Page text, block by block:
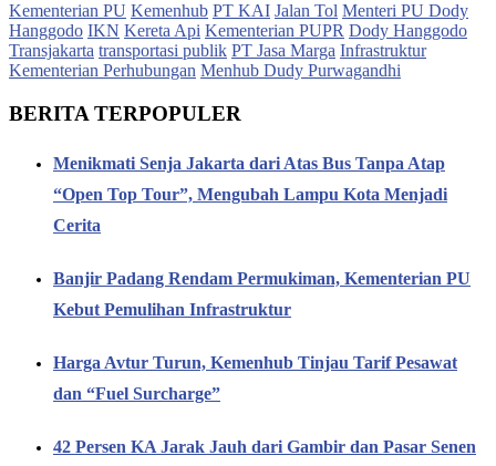
Kementerian PU Kemenhub PT KAI Jalan Tol Menteri PU Dody
Hanggodo IKN Kereta Api Kementerian PUPR Dody Hanggodo
Transjakarta transportasi publik PT Jasa Marga Infrastruktur
Kementerian Perhubungan Menhub Dudy Purwagandhi
BERITA TERPOPULER
Menikmati Senja Jakarta dari Atas Bus Tanpa Atap
“Open Top Tour”, Mengubah Lampu Kota Menjadi
Cerita
Banjir Padang Rendam Permukiman, Kementerian PU
Kebut Pemulihan Infrastruktur
Harga Avtur Turun, Kemenhub Tinjau Tarif Pesawat
dan “Fuel Surcharge”
42 Persen KA Jarak Jauh dari Gambir dan Pasar Senen